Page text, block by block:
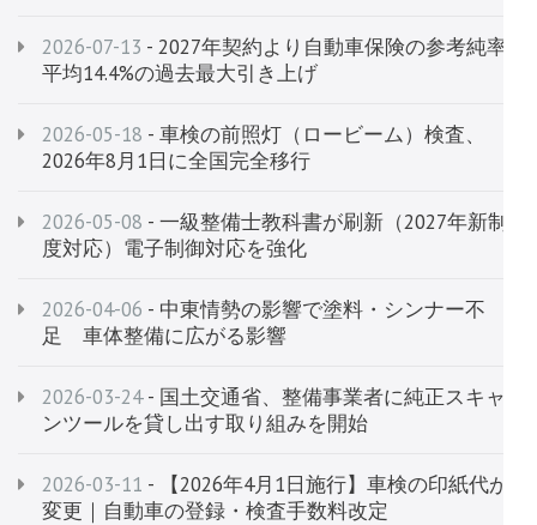
2026-03-11 - 【2026年4月1日施行】車検の印紙代が
変更｜自動車の登録・検査手数料改定
2026-03-24- 国土交通省、整備事業者に純正スキャ
ンツールを貸し出す取り組みを開始
2026-04-06 - 中東情勢の影響で塗料・シンナー不
足 車体整備に広がる影響
2026-05-08 - 一級整備士教科書が刷新（2027年新制
度対応）電子制御対応を強化
2026-05-18 - 車検の前照灯（ロービーム）検査、
2026年8月1日に全国完全移行
2026-07-13 - 2027年契約より自動車保険の参考純率
平均14.4%の過去最大引き上げ